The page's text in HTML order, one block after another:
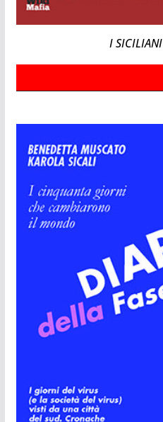
I SICILIANI